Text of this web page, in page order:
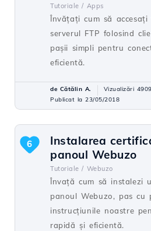
Tutoriale / Apps
Învățați cum să accesați
serverul FTP folosind
pașii simpli pentru
eficientă.
de Cătălin A. Vizualizări 4909
Publicat la 23/05/2018
Instalarea
panoul Webuzo
Tutoriale / Webuzo
Învață cum să instalezi
panoul Webuzo, pas cu
instrucțiunile noastre
rapidă și eficientă.
6